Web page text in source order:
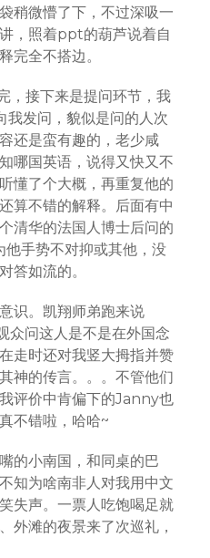
稍微懵了下，不过深吸一
，照着ppt的葫芦说着自
完全不搭边。
，接下来是提问环节，我
我发问，貌似是问的人次
还是蛮有趣的，老少咸
哪国英语，说得又快又不
懂了个大概，再重复他的
算不错的解释。后面有中
清华的法国人博士后问的
手势不对抑或其他，没
答如流的。
识。凯翔师弟跑来说
问这人是不是在外国念
走时还对我竖大拇指并赞
神的传言。。。不管他们
评价中肯偏下的Janny也
不错啦，哈哈~
的小南国，和同桌的巴
知为啥南非人对我用中文
失声。一票人吃饱喝足就
外滩的夜景来了次巡礼，